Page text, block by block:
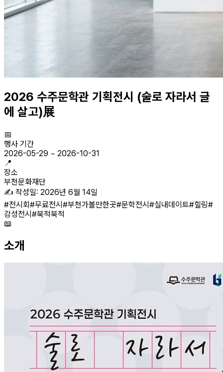
2026 수주문학관 기획전시 (술로 자라서 글
에 살고)展
📅
행사 기간
2026-05-29 ~ 2026-10-31
📍
장소
부천문화재단
✍️ 작성일: 2026년 6월 14일
#전시회#무료전시 #부천가볼만한곳#문학전시 #실내데이트#힐링#
감성전시 #북적북적
📖
소개